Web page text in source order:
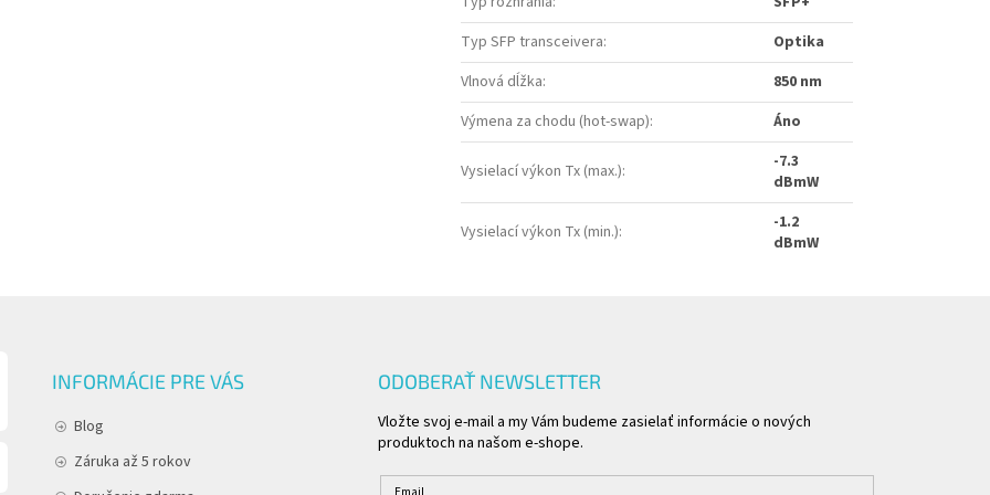
Typ SFP transceivera:
Optika
Vlnová dĺžka:
850 nm
Výmena za chodu (hot-swap): Áno
Vysielací výkon Tx (max.):
-7.3
dBmW
Vysielací výkon Tx (min.):
-1.2
dBmW
INFORMÁCIE PRE VÁS
Blog
Záruka až 5 rokov
ODOBERAŤ NEWSLETTER
Vložte svoj e-mail a my Vám budeme zasielať informácie o nových
produktoch na našom e-shope.